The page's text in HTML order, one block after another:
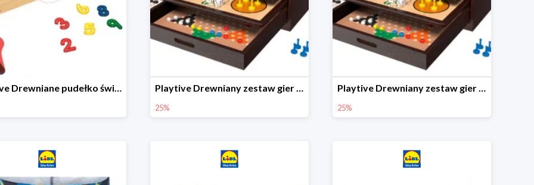
Playtive Drewniane pudełko świetlne MONTESSORI Playtive Drewniany zestaw gier 10 w 1
25%
Playtive Drewniany zestaw gier 10 w 1
25%